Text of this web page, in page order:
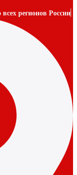
регионов России